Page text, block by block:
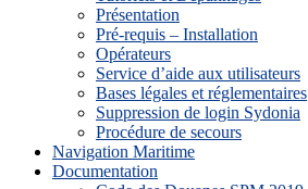
Présentation
Pré-requis – Installation
Opérateurs
Service d’aide aux utilisateurs
Bases légales et réglementaires
Suppression de login Sydonia
Procédure de secours
Navigation Maritime
Documentation